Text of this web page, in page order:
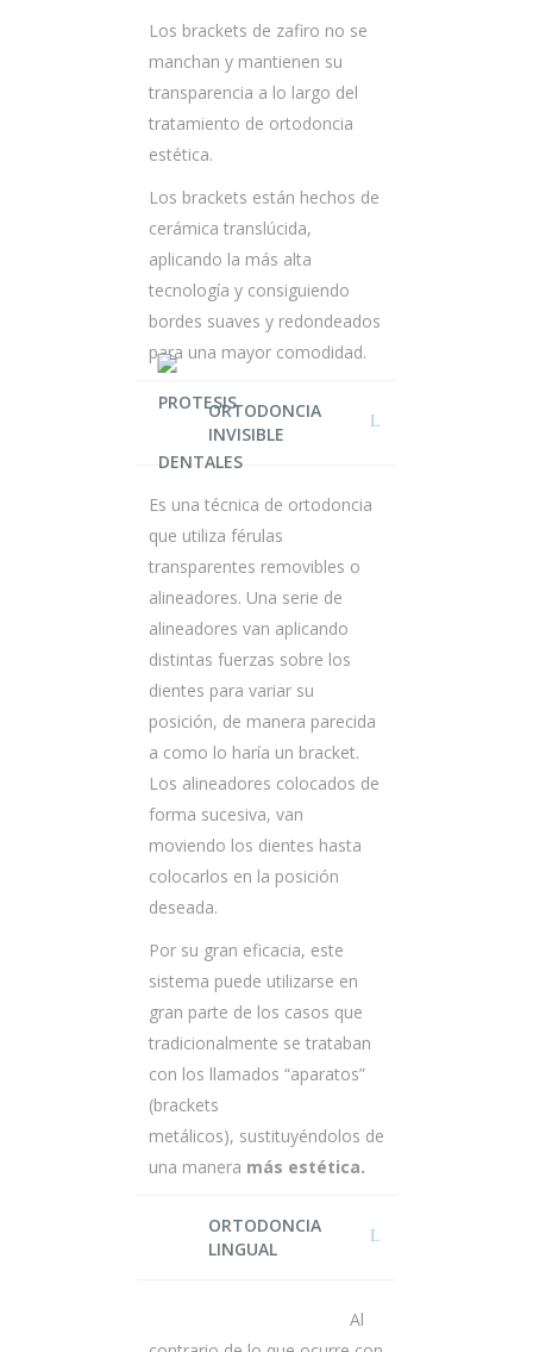
Los brackets de zafiro no se
manchan y mantienen su
transparencia a lo largo del
tratamiento de ortodoncia
estética.
Los brackets están hechos de
cerámica translúcida,
aplicando la más alta
tecnología y consiguiendo
bordes suaves y redondeados
para una mayor comodidad.
ORTODONCIA
INVISIBLE
Es una técnica de ortodoncia
que utiliza férulas
transparentes removibles o
alineadores. Una serie de
alineadores van aplicando
distintas fuerzas sobre los
dientes para variar su
posición, de manera parecida
a como lo haría un bracket.
Los alineadores colocados de
forma sucesiva, van
moviendo los dientes hasta
colocarlos en la posición
deseada.
Por su gran eficacia, este
sistema puede utilizarse en
gran parte de los casos que
tradicionalmente se trataban
con los llamados “aparatos”
(brackets
metálicos), sustituyéndolos de
una manera más estética.
ORTODONCIA
LINGUAL
Al